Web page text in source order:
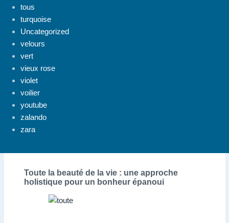
tous
turquoise
Uncategorized
velours
vert
vieux rose
violet
voilier
youtube
zalando
zara
Toute la beauté de la vie : une approche
holistique pour un bonheur épanoui